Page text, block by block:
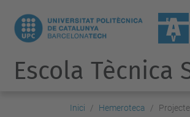
Escola Tècnica
Inici Hemeroteca